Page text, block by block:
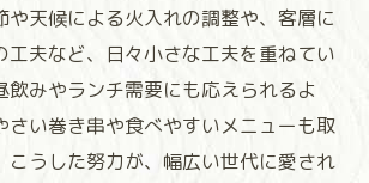
や天候による火入れの調整や、客層に
工夫など、日々小さな工夫を重ねてい
飲みやランチ需要にも応えられるよ
さい巻き串や食べやすいメニューも取
こうした努力が、幅広い世代に愛され